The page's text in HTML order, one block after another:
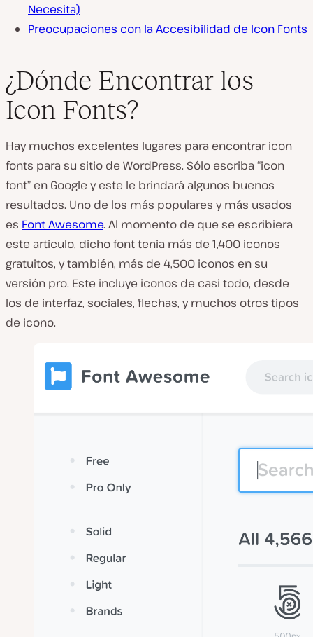
Necesita)
Preocupaciones con la Accesibilidad de Icon Fonts
¿Dónde Encontrar los
Icon Fonts?
Hay muchos excelentes lugares para encontrar icon
fonts para su sitio de WordPress. Sólo escriba “icon
font” en Google y este le brindará algunos buenos
resultados. Uno de los más populares y más usados
es Font Awesome. Al momento de que se escribiera
este articulo, dicho font tenia más de 1,400 iconos
gratuitos, y también, más de 4,500 iconos en su
versión pro. Este incluye iconos de casi todo, desde
los de interfaz, sociales, flechas, y muchos otros tipos
de icono.